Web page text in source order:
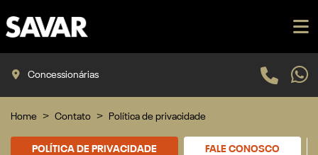
Concessionárias
Home Contato Política de privacidade
FALE CONOSCO
POLÍTICA DE PRIVACIDADE